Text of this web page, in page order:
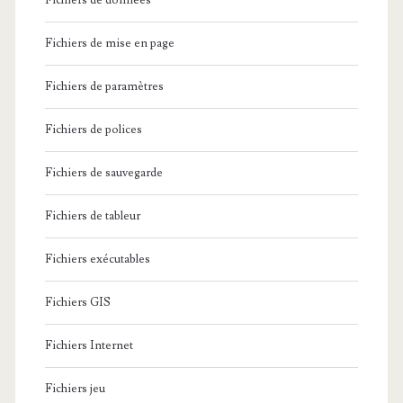
Fichiers de mise en page
Fichiers de paramètres
Fichiers de polices
Fichiers de sauvegarde
Fichiers de tableur
Fichiers exécutables
Fichiers GIS
Fichiers Internet
Fichiers jeu